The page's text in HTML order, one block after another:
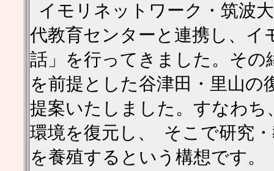
イモリネットワーク・筑波
代教育センターと連携し、イ
話」を行ってきました。その
を前提とした谷津田・里山の
提案いたしました。すなわち
環境を復元し、 そこで研究
を養殖するという構想です。